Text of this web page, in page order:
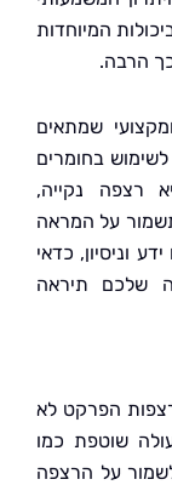
המראה
כדאי
תיראה
לא
כמו
הרצפה